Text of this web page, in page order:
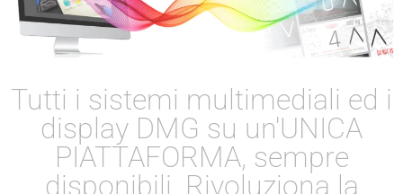
Tutti i sistemi multimediali ed i
display DMG su un'UNICA
PIATTAFORMA, sempre
disponibili. Rivoluziona la